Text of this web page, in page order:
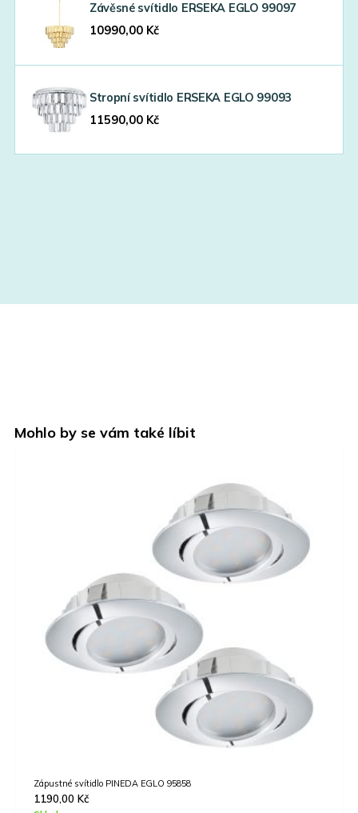
Závěsné svítidlo ERSEKA EGLO 99097
10990,00 Kč
Stropní svítidlo ERSEKA EGLO 99093
11590,00 Kč
Mohlo by se vám také líbit
Zápustné svítidlo PINEDA EGLO 95858
1190,00 Kč